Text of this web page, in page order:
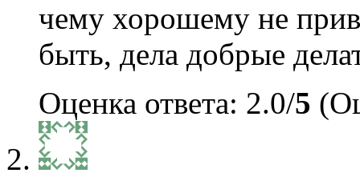
чему хорошему не
быть, дела добрые
Оценка ответа: 2.0/5